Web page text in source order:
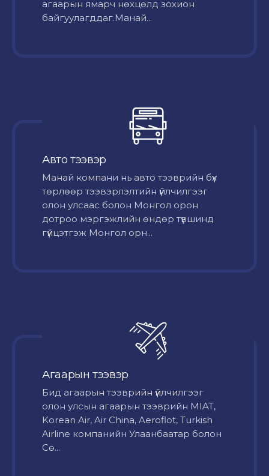
агаарын ямарч нөхцөлд зохион
байгуулагддаг.Манай...
Авто тээвэр
Mанай компани нь авто тээврийн бүх
төрлөөр тээвэрлэлтийн үйлчилгээг
олон улсаас болон Монгол орон
дотроо мэргэжлийн өндөр түвшинд
гүйцэтгэж Монгол орн...
Агаарын тээвэр
Бид агаарын тээврийн үйлчилгээг
олон улсын агаарын тээврийн MIAT,
Korean Air, Air China, Aeroflot, Turkish
Airline компанийн Улаанбаатар болон
Сө...